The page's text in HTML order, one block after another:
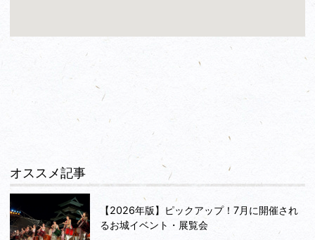
オススメ記事
【2026年版】ピックアップ！7月に開催され
るお城イベント・展覧会